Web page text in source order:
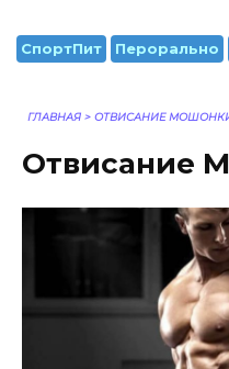
СпортПит Перорально
ГЛАВНАЯ > ОТВИСАНИЕ
Отвисание